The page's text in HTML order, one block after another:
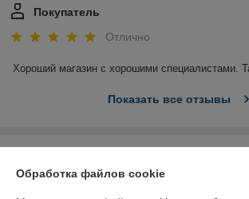
Покупатель
Отлично
Хороший магазин с хорошими специалистами.
Показать все отзывы
Обработка файлов cookie